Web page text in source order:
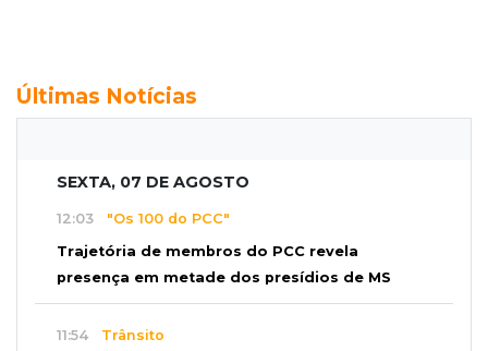
Últimas Notícias
SEXTA, 07 DE AGOSTO
12:03 "Os 100 do PCC"
Trajetória de membros do PCC revela
presença em metade dos presídios de MS
11:54 Trânsito